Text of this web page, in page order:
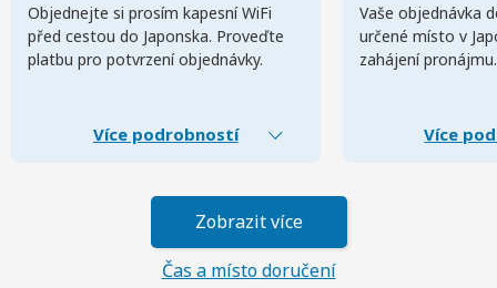
Objednejte si prosím kapesní WiFi
před cestou do Japonska. Proveďte
platbu pro potvrzení objednávky.
Více podrobností
Vaše objednávka
určené místo v
zahájení pronájmu.
Více
Zobrazit více
Čas a místo doručení